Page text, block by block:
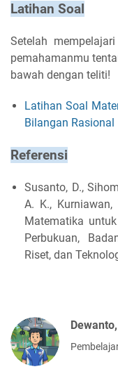
Latihan Soal
Setelah
pemahamanmu
bawah dengan teliti!
Latihan Soal
Bilangan Rasional
Referensi
Susanto, D.,
A. K.,
Matematika
Perbukuan,
Riset, dan